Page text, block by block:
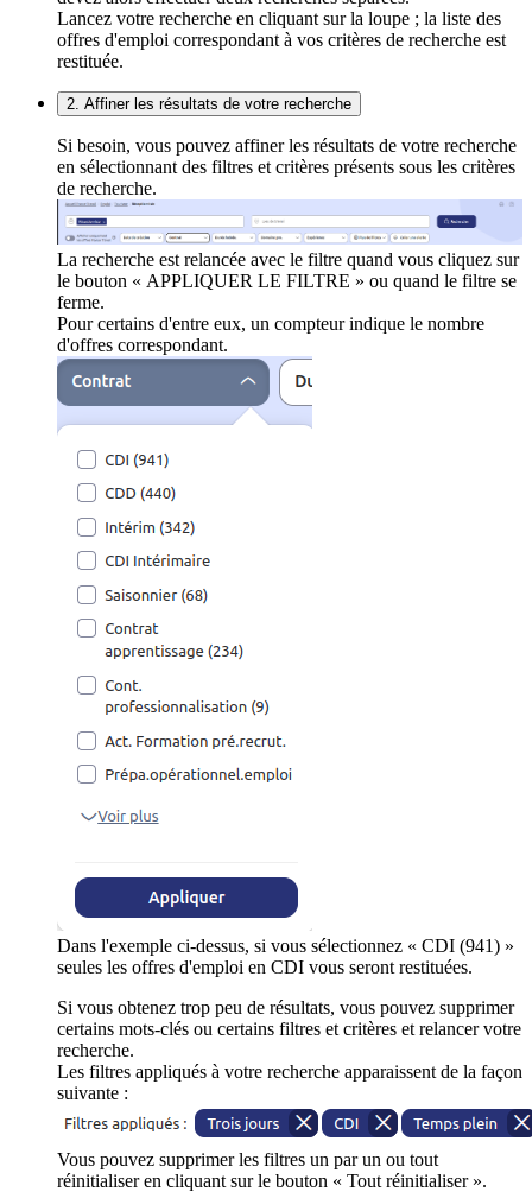
Lancez votre recherche en cliquant sur la loupe ; la liste des
offres d'emploi correspondant à vos critères de recherche est
restituée.
2. Affiner les résultats de votre recherche
Si besoin, vous pouvez affiner les résultats de votre recherche
en sélectionnant des filtres et critères présents sous les critères
de recherche.
La recherche est relancée avec le filtre quand vous cliquez sur
le bouton « APPLIQUER LE FILTRE » ou quand le filtre se
ferme.
Pour certains d'entre eux, un compteur indique le nombre
d'offres correspondant.
Dans l'exemple ci-dessus, si vous sélectionnez « CDI (941) »
seules les offres d'emploi en CDI vous seront restituées.
Si vous obtenez trop peu de résultats, vous pouvez supprimer
certains mots-clés ou certains filtres et critères et relancer votre
recherche.
Les filtres appliqués à votre recherche apparaissent de la façon
suivante :
Vous pouvez supprimer les filtres un par un ou tout
réinitialiser en cliquant sur le bouton « Tout réinitialiser ».